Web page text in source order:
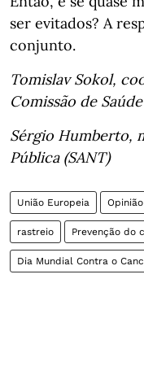
ser evitados? A
conjunto.
Tomislav Sokol,
Comissão de
Sérgio Humberto,
Pública (SANT)
União Europeia Opinião
rastreio Prevenção do
Dia Mundial Contra o